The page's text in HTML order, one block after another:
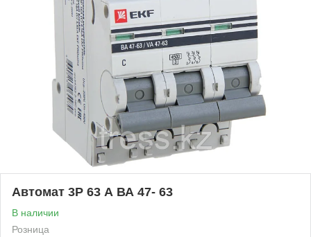
Автомат 3Р 63 А ВА 47- 63
В наличии
Розница